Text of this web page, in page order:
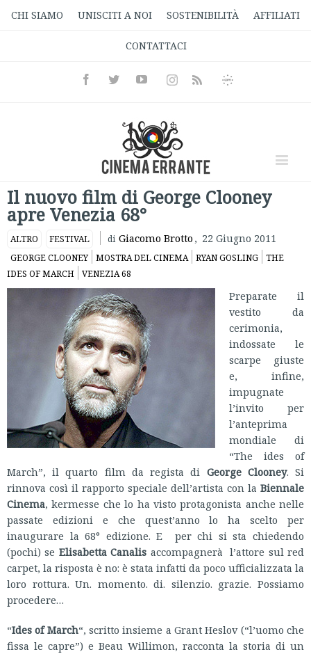
CHI SIAMO UNISCITI A NOI SOSTENIBILITÀ AFFILIATI
CONTATTACI
FacebookTwitterYoutubeInstagramRss
Informativa
Il nuovo film di George Clooney
apre Venezia 68°
ALTRO FESTIVAL di Giacomo Brotto , 22 Giugno 2011
GEORGE CLOONEY MOSTRA DEL CINEMA RYAN GOSLING
THE
IDES OF MARCH
VENEZIA 68
Preparate il
vestito da
cerimonia,
indossate le
scarpe giuste
e, infine,
impugnate
l’invito per
l’anteprima
mondiale di
“The ides of
March”, il quarto film da regista di George Clooney. Si
rinnova così il rapporto speciale dell’artista con la Biennale
Cinema, kermesse che lo ha visto protagonista anche nelle
passate edizioni e che quest’anno lo ha scelto per
inaugurare la 68° edizione. E per chi si sta chiedendo
(pochi) se Elisabetta Canalis accompagnerà l’attore sul red
carpet, la risposta è no: è stata infatti da poco ufficializzata la
loro rottura. Un. momento. di. silenzio. grazie. Possiamo
procedere…
“Ides of March“, scritto insieme a Grant Heslov (“l’uomo che
fissa le capre”) e Beau Willimon, racconta la storia di un